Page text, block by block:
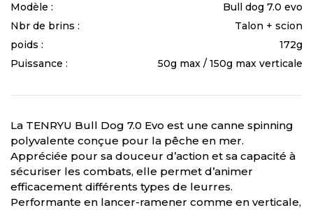
Modèle :
Bull dog 7.0 evo
Nbr de brins :
Talon + scion
poids :
172g
Puissance :
50g max / 150g max verticale
La TENRYU Bull Dog 7.0 Evo est une canne spinning
polyvalente conçue pour la pêche en mer.
Appréciée pour sa douceur d’action et sa capacité à
sécuriser les combats, elle permet d’animer
efficacement différents types de leurres.
Performante en lancer-ramener comme en verticale,